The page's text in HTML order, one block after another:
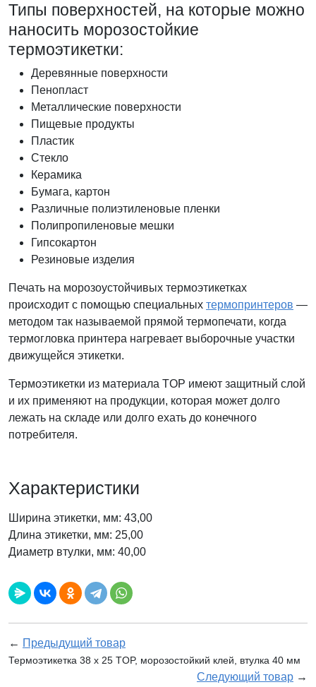
Типы поверхностей, на которые можно
наносить морозостойкие
термоэтикетки:
Деревянные поверхности
Пенопласт
Металлические поверхности
Пищевые продукты
Пластик
Стекло
Керамика
Бумага, картон
Различные полиэтиленовые пленки
Полипропиленовые мешки
Гипсокартон
Резиновые изделия
Печать на морозоустойчивых термоэтикетках
происходит с помощью специальных термопринтеров —
методом так называемой прямой термопечати, когда
термогловка принтера нагревает выборочные участки
движущейся этикетки.
Термоэтикетки из материала TOP имеют защитный слой
и их применяют на продукции, которая может долго
лежать на складе или долго ехать до конечного
потребителя.
Характеристики
Ширина этикетки, мм: 43,00
Длина этикетки, мм: 25,00
Диаметр втулки, мм: 40,00
← Предыдущий товар
Термоэтикетка 38 х 25 TOP, морозостойкий клей, втулка 40 мм
Следующий товар →